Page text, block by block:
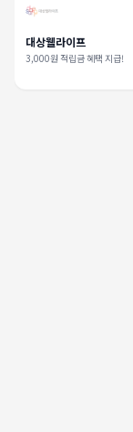
대상웰라이프
3,000원 적립금 혜택 지급!